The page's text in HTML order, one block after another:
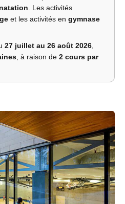
. Les activités
et les activités en gymnase
27 juillet au 26 août 2026
, à raison de 2 cours par